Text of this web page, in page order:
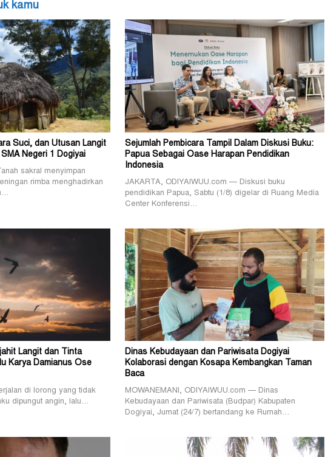
kamu
Suci, dan Utusan Langit
Negeri 1 Dogiyai
sakral menyimpan
rimba menghadirkan
Sejumlah Pembicara Tampil Dalam Diskusi Buku:
Papua Sebagai Oase Harapan Pendidikan
Indonesia
JAKARTA, ODIYAIWUU.com — Diskusi buku
pendidikan Papua, Sabtu (1/8) digelar di Ruang Media
Center Konferensi…
Langit dan Tinta
Karya Damianus Ose
di lorong yang tidak
dipungut angin, lalu…
Dinas Kebudayaan dan Pariwisata Dogiyai
Kolaborasi dengan Kosapa Kembangkan Taman
Baca
MOWANEMANI, ODIYAIWUU.com — Dinas
Kebudayaan dan Pariwisata (Budpar) Kabupaten
Dogiyai, Jumat (24/7) bertandang ke Rumah…